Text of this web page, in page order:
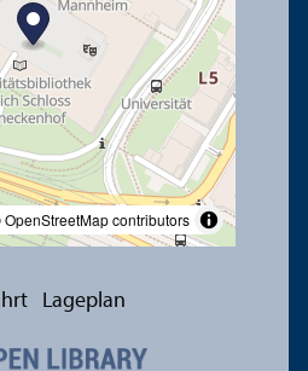
contributors
Lageplan